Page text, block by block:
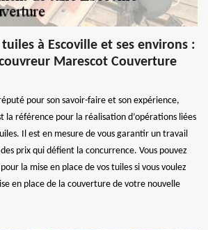
à Escoville et ses environs :
couvreur Marescot Couverture
pour son savoir-faire et son expérience,
la référence pour la réalisation d’opérations liées
Il est en mesure de vous garantir un travail
prix qui défient la concurrence. Vous pouvez
la mise en place de vos tuiles si vous voulez
en place de la couverture de votre nouvelle